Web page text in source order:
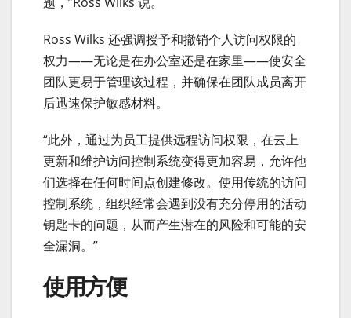
Ross Wilks 还强调授予和撤销个人访问权限的
权力——无论是在办公室还是在家里——使安全
团队更易于管理该过程，并确保在团队成员离开
后迅速保护敏感材料。
“此外，通过为员工提供远程访问权限，在云上
更新和维护访问控制系统变得更加容易，允许他
们选择在任何时间点创建修改。使用传统的访问
控制系统，组织经常会遇到没有充分停用的活动
钥匙卡的问题，从而产生潜在的风险和可能的安
全漏洞。”
使用方便